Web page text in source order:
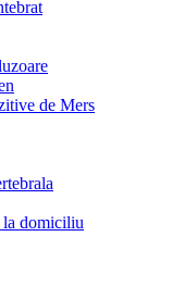
de Mers
la domiciliu